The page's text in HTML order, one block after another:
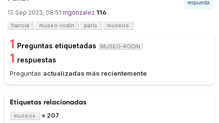
respuesta
13 Sep 2023, 08:51 mgonzalez 116
francia museo-rodin parís museos
1 Preguntas etiquetadas MUSEO-RODIN
1 respuestas
Preguntas actualizadas más recientemente
Etiquetas relacionadas
museos × 207